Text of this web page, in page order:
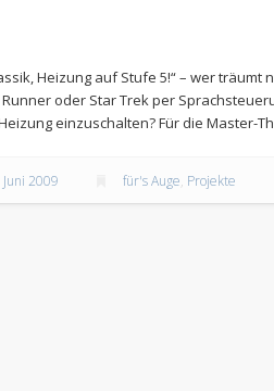
Heizung auf Stufe 5!“ – wer träumt
oder Star Trek per
einzuschalten? Für die Master-
Juni 2009 für's Auge, Projekte